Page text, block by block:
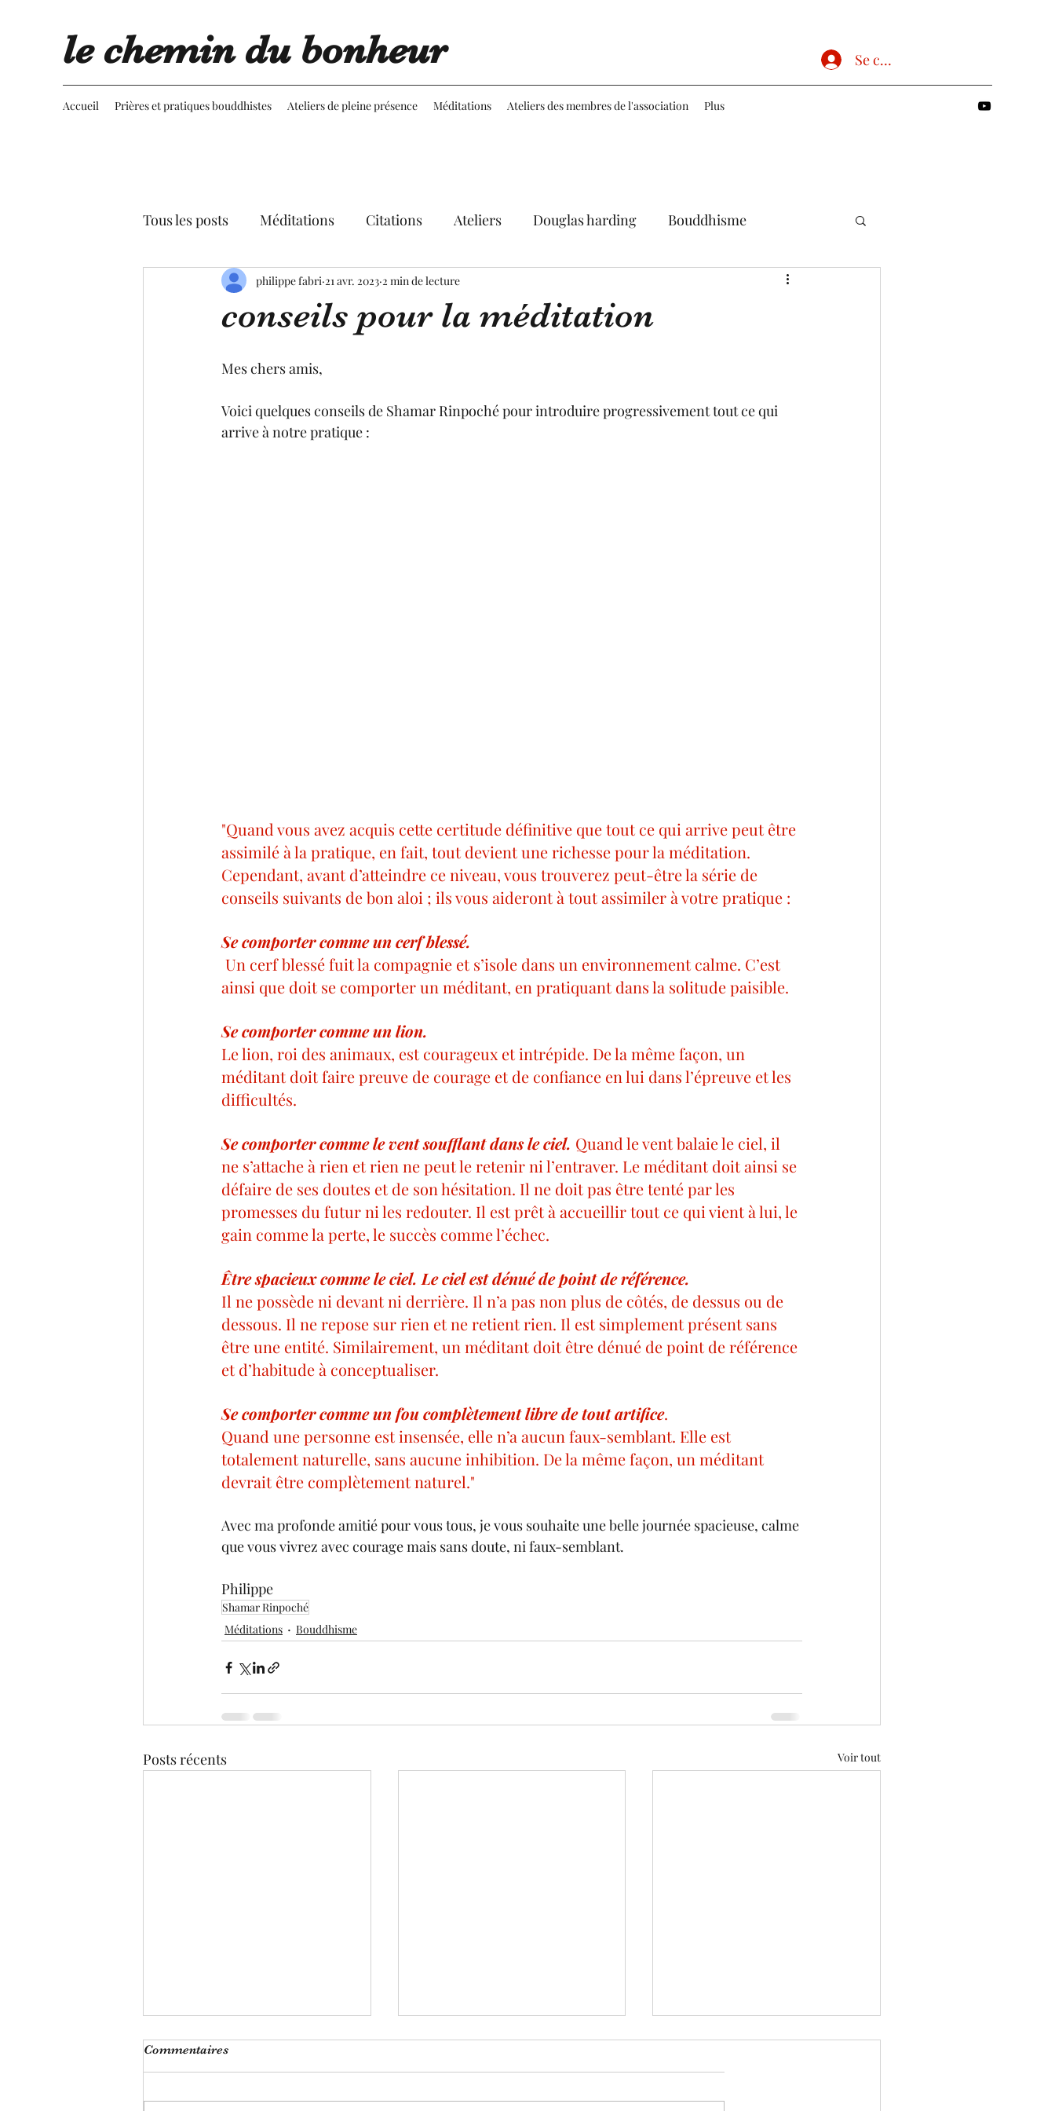
le chemin du bonheur Se connecter
Accueil Prières et pratiques bouddhistes Ateliers de pleine présence Méditations Ateliers des membres de l'association Plus
Tous les posts Méditations Citations Ateliers Douglas harding Bouddhisme
Retournement du regard Expériences
conseils pour la méditation
philippe fabri 21 avr. 2023 2 min de lecture
Mes chers amis,
Voici quelques conseils de Shamar Rinpoché pour introduire progressivement tout ce qui
arrive à notre pratique :
"Quand vous avez acquis cette certitude définitive que tout ce qui arrive peut être
assimilé à la pratique, en fait, tout devient une richesse pour la méditation.
Cependant, avant d’atteindre ce niveau, vous trouverez peut-être la série de
conseils suivants de bon aloi ; ils vous aideront à tout assimiler à votre pratique :
Se comporter comme un cerf blessé.
ainsi que doit se comporter un méditant, en pratiquant dans la solitude paisible.
Se comporter comme un lion.
Le lion, roi des animaux, est courageux et intrépide. De la même façon, un
méditant doit faire preuve de courage et de confiance en lui dans l’épreuve et les
difficultés.
Se comporter comme le vent soufflant dans le ciel. Quand le vent balaie le ciel, il
ne s’attache à rien et rien ne peut le retenir ni l’entraver. Le méditant doit ainsi se
défaire de ses doutes et de son hésitation. Il ne doit pas être tenté par les
promesses du futur ni les redouter. Il est prêt à accueillir tout ce qui vient à lui, le
gain comme la perte, le succès comme l’échec.
Être spacieux comme le ciel. Le ciel est dénué de point de référence.
Il ne possède ni devant ni derrière. Il n’a pas non plus de côtés, de dessus ou de
dessous. Il ne repose sur rien et ne retient rien. Il est simplement présent sans
être une entité. Similairement, un méditant doit être dénué de point de référence
et d’habitude à conceptualiser.
Se comporter comme un fou complètement libre de tout artifice.
Quand une personne est insensée, elle n’a aucun faux-semblant. Elle est
totalement naturelle, sans aucune inhibition. De la même façon, un méditant
devrait être complètement naturel."
Avec ma profonde amitié pour vous tous, je vous souhaite une belle journée spacieuse, calme
que vous vivrez avec courage mais sans doute, ni faux-semblant.
Philippe
Shamar Rinpoché
Méditations
Bouddhisme
Posts récents Voir tout
La patience
Commentaires